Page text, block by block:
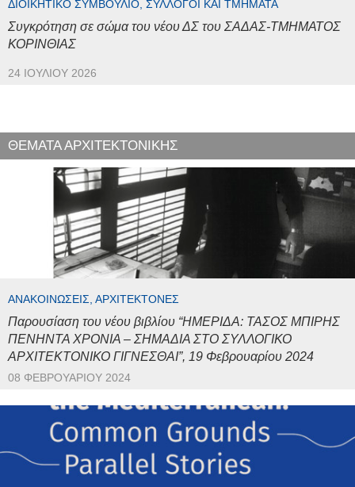
ΔΙΟΙΚΗΤΙΚΌ ΣΥΜΒΟΎΛΙΟ, ΣΎΛΛΟΓΟΙ ΚΑΙ ΤΜΉΜΑΤΑ
Συγκρότηση σε σώμα του νέου ΔΣ του ΣΑΔΑΣ-ΤΜΗΜΑΤΟΣ
ΚΟΡΙΝΘΙΑΣ
24 ΙΟΥΛΊΟΥ 2026
ΘΕΜΑΤΑ ΑΡΧΙΤΕΚΤΟΝΙΚΗΣ
ΑΝΑΚΟΙΝΏΣΕΙΣ, ΑΡΧΙΤΈΚΤΟΝΕΣ
Παρουσίαση του νέου βιβλίου “ΗΜΕΡΙΔΑ: ΤΑΣΟΣ ΜΠΙΡΗΣ
ΠΕΝΗΝΤΑ ΧΡΟΝΙΑ – ΣΗΜΑΔΙΑ ΣΤΟ ΣΥΛΛΟΓΙΚΟ
ΑΡΧΙΤΕΚΤΟΝΙΚΟ ΓΙΓΝΕΣΘΑΙ”, 19 Φεβρουαρίου 2024
08 ΦΕΒΡΟΥΑΡΊΟΥ 2024